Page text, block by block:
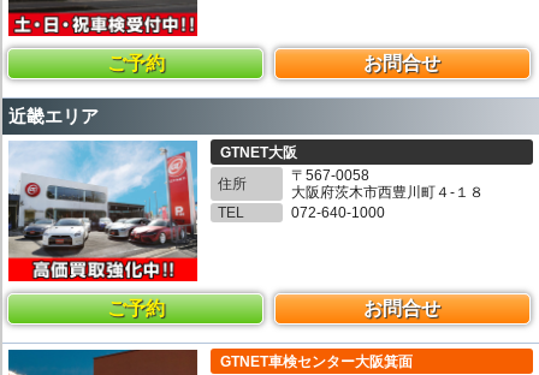
ご予約 お問合せ
近畿エリア
GTNET大阪
住所
〒567-0058
大阪府茨木市西豊川町４-１８
TEL
072-640-1000
ご予約 お問合せ
GTNET車検センター大阪箕面